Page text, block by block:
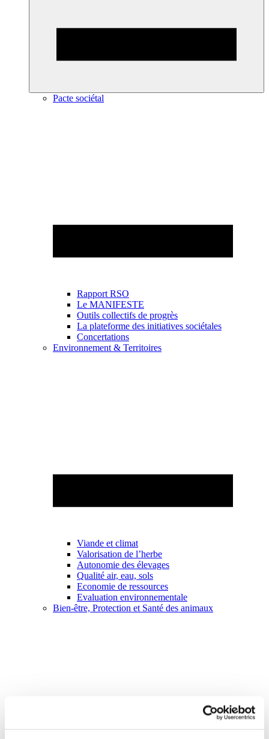
Pacte sociétal
Rapport RSO
Le MANIFESTE
Outils collectifs de progrès
La plateforme des initiatives sociétales
Concertations
Environnement & Territoires
Viande et climat
Valorisation de l’herbe
Autonomie des élevages
Qualité air, eau, sols
Economie de ressources
Evaluation environnementale
Bien-être, Protection et Santé des animaux